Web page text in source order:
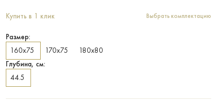
Купить в 1 клик Выбрать комплектацию
Размер:
160х75
170х75
180х80
Глубина, см:
44.5